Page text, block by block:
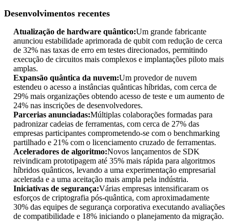
Desenvolvimentos recentes
Atualização de hardware quântico:Um grande fabricante
anunciou estabilidade aprimorada de qubit com redução de cerca
de 32% nas taxas de erro em testes direcionados, permitindo
execução de circuitos mais complexos e implantações piloto mais
amplas.
Expansão quântica da nuvem:Um provedor de nuvem
estendeu o acesso a instâncias quânticas híbridas, com cerca de
29% mais organizações obtendo acesso de teste e um aumento de
24% nas inscrições de desenvolvedores.
Parcerias anunciadas:Múltiplas colaborações formadas para
padronizar cadeias de ferramentas, com cerca de 27% das
empresas participantes comprometendo-se com o benchmarking
partilhado e 21% com o licenciamento cruzado de ferramentas.
Aceleradores de algoritmo:Novos lançamentos de SDK
reivindicam prototipagem até 35% mais rápida para algoritmos
híbridos quânticos, levando a uma experimentação empresarial
acelerada e a uma aceitação mais ampla pela indústria.
Iniciativas de segurança:Várias empresas intensificaram os
esforços de criptografia pós-quântica, com aproximadamente
30% das equipes de segurança corporativa executando avaliações
de compatibilidade e 18% iniciando o planejamento da migração.